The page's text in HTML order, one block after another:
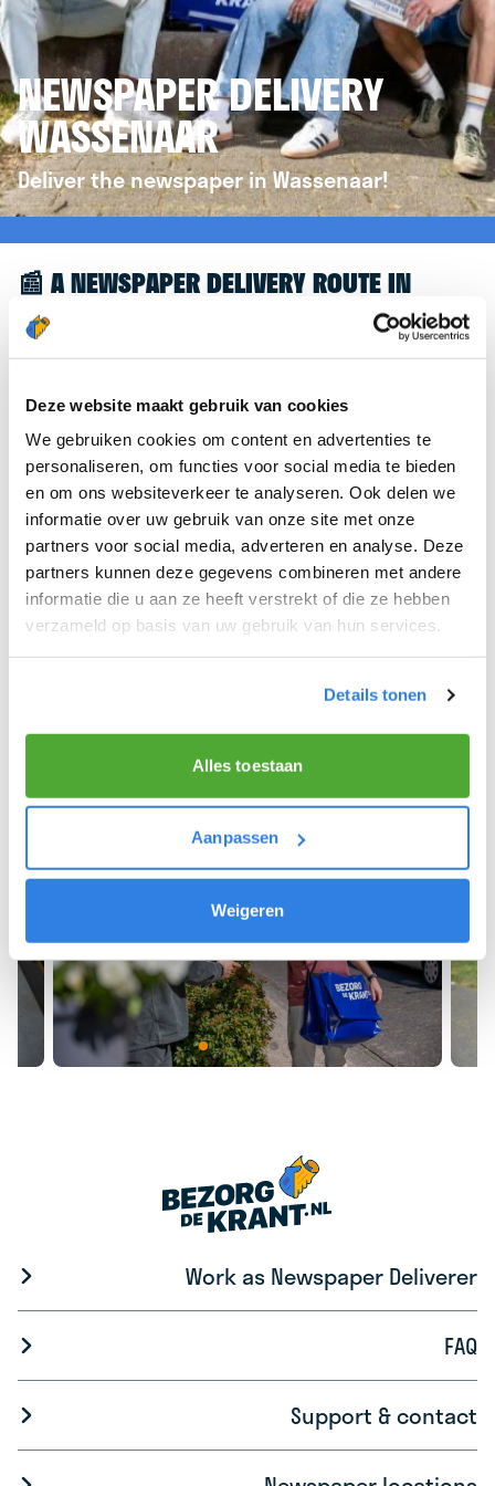
Deze website maakt gebruik van cookies
We gebruiken cookies om content en advertenties te
personaliseren, om functies voor social media te bieden
en om ons websiteverkeer te analyseren. Ook delen we
informatie over uw gebruik van onze site met onze
partners voor social media, adverteren en analyse. Deze
partners kunnen deze gegevens combineren met andere
informatie die u aan ze heeft verstrekt of die ze hebben
verzameld op basis van uw gebruik van hun services.
Details tonen
Alles toestaan
Aanpassen
Weigeren
NEWSPAPER DELIVERY
WASSENAAR
Deliver the newspaper in Wassenaar!
📰 A NEWSPAPER DELIVERY ROUTE IN
WASSENAAR
Great to see you're interested in a newspaper
we’d like to refer you to thekrantenbezorgen.nl
website. There, you can easily sign up to deliver
newspapers in Wassenaar.
We hope you can get started soon and wish you
the best of luck! 🚴‍♂️💨
Work as Newspaper Deliverer
FAQ
Support & contact